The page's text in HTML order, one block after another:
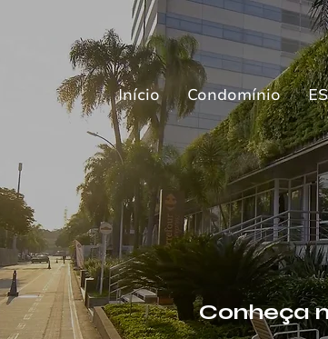
Início Condomínio
Conheça